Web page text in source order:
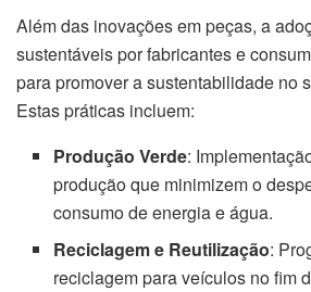
Além das inovações em peças, a
sustentáveis por fabricantes e
para promover a sustentabilidade no
Estas práticas incluem:
Produção Verde:
produção que minimizem o
consumo de energia e água.
Reciclagem e Reutilização:
reciclagem para veículos no fim